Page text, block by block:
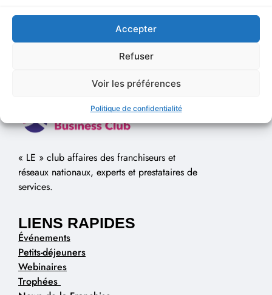
Accepter
Refuser
Voir les préférences
Politique de confidentialité
« LE » club affaires des franchiseurs et
réseaux nationaux, experts et prestataires de
services.
LIENS RAPIDES
Événements
Petits-déjeuners
Webinaires
Trophées